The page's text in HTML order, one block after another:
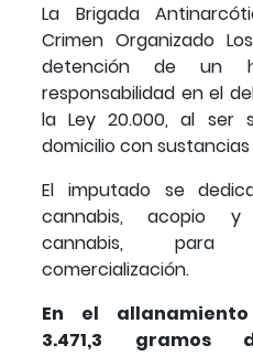
La Brigada
Crimen Organizado
detención de un
responsabilidad en el
la Ley 20.000, al ser
domicilio con
El imputado se
cannabis, acopio
cannabis, para
comercialización.
En el
3.471,3 gramos